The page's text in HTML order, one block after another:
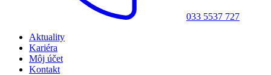
033 5537 727
Aktuality
Kariéra
Môj účet
Kontakt